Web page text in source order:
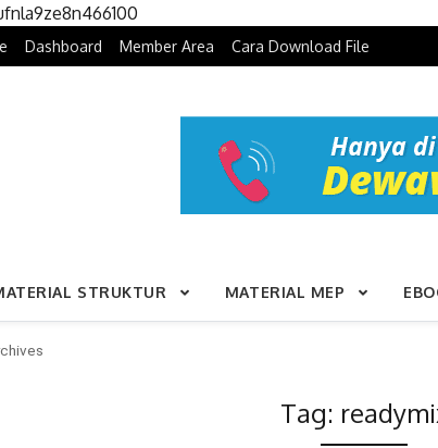
Dashboard Member Area Cara Download File
STRUKTUR MATERIAL MEP
Tag: